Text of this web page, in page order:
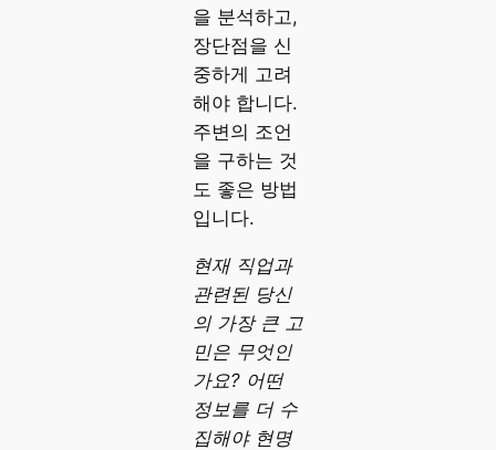
을 분석하고,
장단점을 신
중하게 고려
해야 합니다.
주변의 조언
을 구하는 것
도 좋은 방법
입니다.
현재 직업과
관련된 당신
의 가장 큰 고
민은 무엇인
가요? 어떤
정보를 더 수
집해야 현명